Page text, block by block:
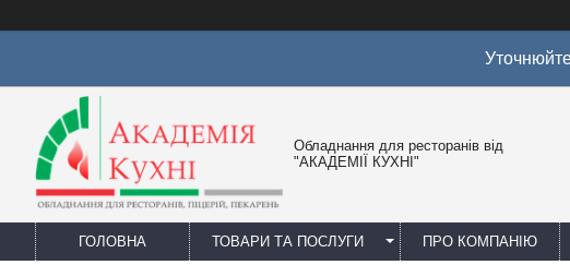
Обладнання для ресторанів від
"АКАДЕМІЇ КУХНІ"
ГОЛОВНА ТОВАРИ ТА ПОСЛУГИ ПРО КОМПАНІЮ